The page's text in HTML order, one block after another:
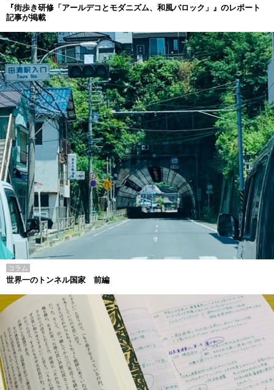
『街歩き研修「アールデコとモダニズム、和風バロック」』のレポート
記事が掲載
コラム
世界一のトンネル国家 前編